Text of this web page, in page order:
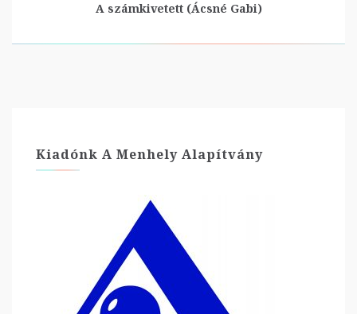
A számkivetett (Ácsné Gabi)
Kiadónk A Menhely Alapítvány